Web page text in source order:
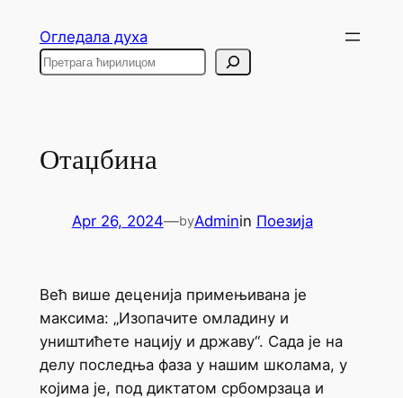
content
Огледала духа
Search
Отаџбина
Apr 26, 2024—byAdminin Поезија
Већ више деценија примењивана је
максима: „Изопачите омладину и
уништићете нацију и државу“. Сада је на
делу последња фаза у нашим школама, у
којима је, под диктатом србомрзаца и